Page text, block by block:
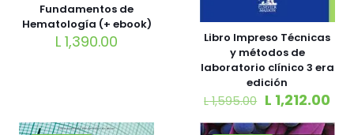
Fundamentos de
Hematología (+ ebook)
L 1,390.00
Libro Impreso Técnicas
y métodos de
laboratorio clínico 3 era
edición
L1,595.00 L 1,212.00